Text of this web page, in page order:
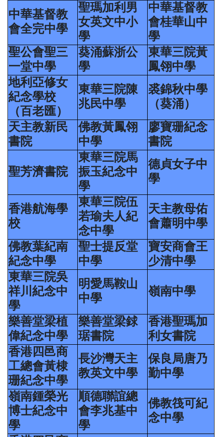
中華基督教
會全完中學
聖瑪加利男
女英文中小
學
中華基督教
會桂華山中
學
聖公會聖三
一堂中學
葵涌蘇浙公
學
東華三院黃
鳳翎中學
地利亞修女
紀念學校
（百老匯）
東華三院陳
兆民中學
裘錦秋中學
（葵涌）
天主教新民
書院
佛教黃鳳翎
中學
廖寶珊紀念
書院
聖芳濟書院
東華三院馬
振玉紀念中
學
德貞女子中
學
香港航海學
校
東華三院伍
若瑜夫人紀
念中學
天主教母佑
會蕭明中學
佛教葉紀南
紀念中學
聖士提反堂
中學
寶安商會王
少清中學
東華三院吳
祥川紀念中
學
明愛馬鞍山
中學
嶺南中學
樂善堂梁植
偉紀念中學
樂善堂梁銶
琚書院
香港聖瑪加
利女書院
香港四邑商
工總會黃棣
珊紀念中學
長沙灣天主
教英文中學
保良局唐乃
勤中學
嶺南鍾榮光
博士紀念中
學
順德聯誼總
會李兆基中
學
佛教筏可紀
念中學